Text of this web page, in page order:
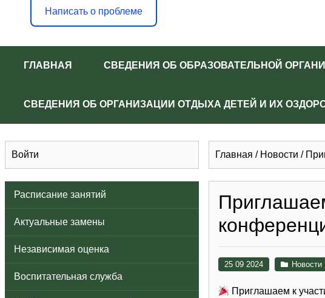
Написать о проблеме
ГЛАВНАЯ СВЕДЕНИЯ ОБ ОБРАЗОВАТЕЛЬНОЙ
СВЕДЕНИЯ ОБ ОРГАНИЗАЦИИ ОТДЫХА ДЕТЕЙ И ИХ
Войти
Расписание занятий
Актуальные замены
Независимая оценка
Воспитательная служба
Главная / Новости /
25 09 2024 Новости
Приглашаем к